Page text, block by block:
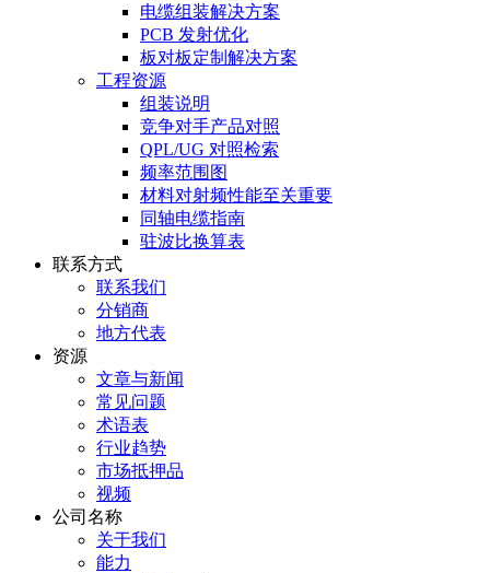
电缆组装解决方案
PCB 发射优化
板对板定制解决方案
工程资源
组装说明
竞争对手产品对照
QPL/UG 对照检索
频率范围图
材料对射频性能至关重要
同轴电缆指南
驻波比换算表
联系方式
联系我们
分销商
地方代表
资源
文章与新闻
常见问题
术语表
行业趋势
市场抵押品
视频
公司名称
关于我们
能力